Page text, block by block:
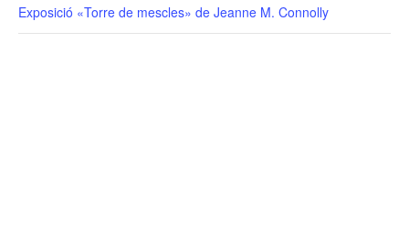
Exposició «Torre de mescles» de Jeanne M. Connolly